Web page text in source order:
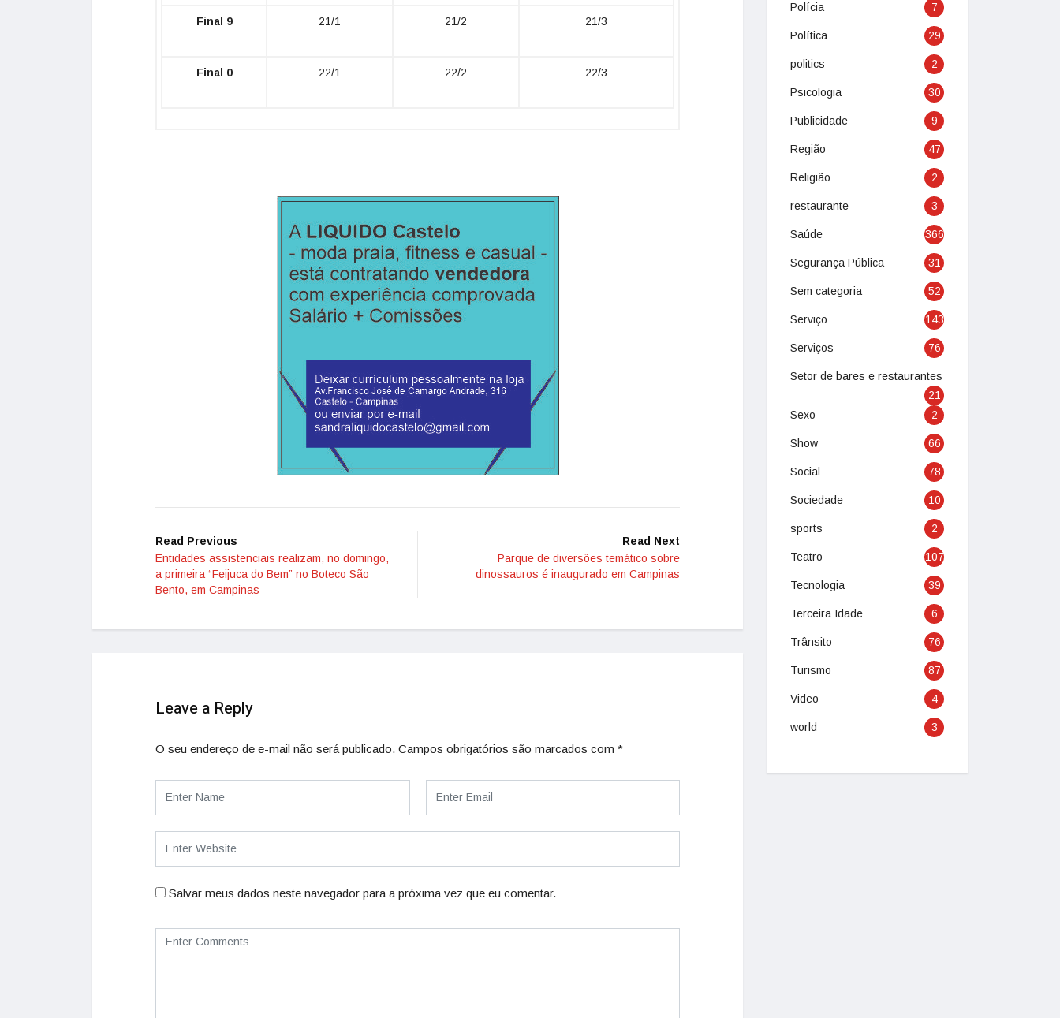
Final 9 21/1 21/2 21/3
Final 0 22/1 22/2 22/3
Read Previous
Entidades assistenciais realizam, no domingo,
a primeira “Feijuca do Bem” no Boteco São
Bento, em Campinas
Read Next
Parque de diversões temático sobre
dinossauros é inaugurado em Campinas
Leave a Reply
O seu endereço de e-mail não será publicado. Campos obrigatórios são marcados com *
Salvar meus dados neste navegador para a próxima vez que eu comentar.
Polícia 7
Política 29
politics 2
Psicologia 30
Publicidade 9
Região 47
Religião 2
restaurante 3
Saúde 366
Segurança Pública 31
Sem categoria 52
Serviço 143
Serviços 76
Setor de bares e restaurantes
21
Sexo
2
Show 66
Social 78
Sociedade 10
sports 2
Teatro 107
Tecnologia 39
Terceira Idade 6
Trânsito 76
Turismo 87
Video 4
world 3